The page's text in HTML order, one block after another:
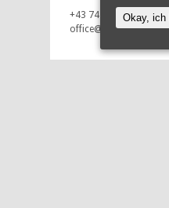
+43 7443 930 80
office@isy-media.at
Okay, ich